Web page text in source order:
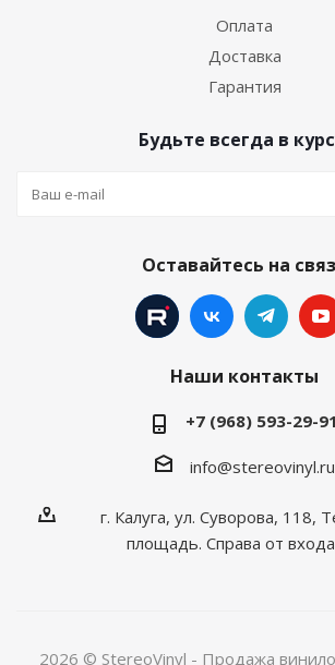
Оплата
Доставка
Гарантия
Будьте всегда в
Оставайтесь на
Наши контакты
+7 (968) 593-29-91
info@stereovinyl.ru
г. Калуга, ул. Суворова, 118,
площадь. Справа от
2026 © StereoVinyl - Продажа